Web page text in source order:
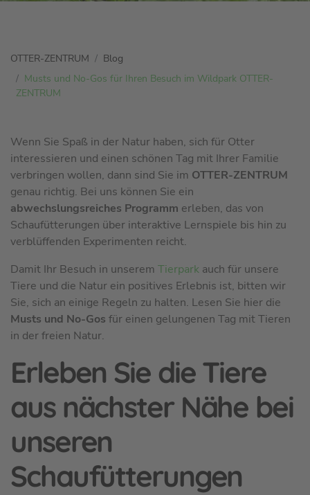
S
n
d
h
i
e
r
:
OTTER-ZENTRUM
Blog
Musts und No-Gos für Ihren Besuch im Wildpark OTTER-
ZENTRUM
Wenn Sie Spaß in der Natur haben, sich für Otter
interessieren und einen schönen Tag mit Ihrer Familie
verbringen wollen, dann sind Sie im OTTER-ZENTRUM
genau richtig. Bei uns können Sie ein
abwechslungsreiches Programm erleben, das von
Schaufütterungen über interaktive Lernspiele bis hin zu
verblüffenden Experimenten reicht.
Damit Ihr Besuch in unserem Tierpark auch für unsere
Tiere und die Natur ein positives Erlebnis ist, bitten wir
Sie, sich an einige Regeln zu halten. Lesen Sie hier die
Musts und No-Gos für einen gelungenen Tag mit Tieren
in der freien Natur.
Erleben Sie die Tiere
aus nächster Nähe bei
unseren
Schaufütterungen